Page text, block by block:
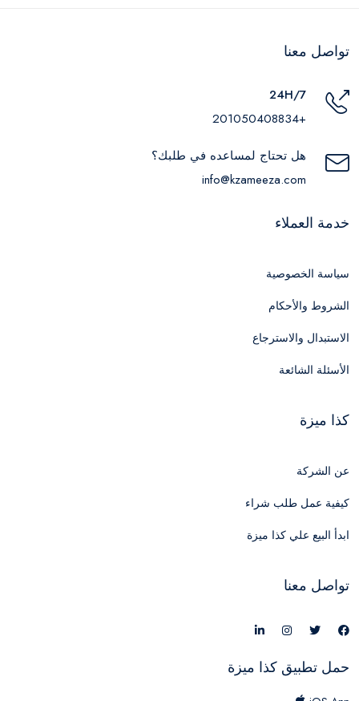
تواصل معنا
24H/7
+201050408834
هل تحتاج لمساعده في طلبك؟
info@kzameeza.com
خدمة العملاء
سياسة الخصوصية
الشروط والأحكام
الاستبدال والاسترجاع
الأسئلة الشائعة
كذا ميزة
عن الشركة
كيفية عمل طلب شراء
ابدأ البيع علي كذا ميزة
تواصل معنا
حمل تطبيق كذا ميزة